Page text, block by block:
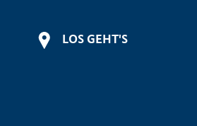
LOS GEHT'S